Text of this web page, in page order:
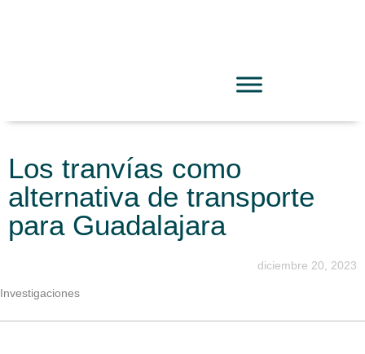
Los tranvías como
alternativa de transporte
para Guadalajara
diciembre 20, 2023
Investigaciones